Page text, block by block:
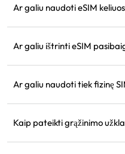
mūsų svetainėje.
Ar galiu naudoti eSIM
Norėdami perkelti,
Ar galiu ištrinti eSIM
regioną.
Ar galiu naudoti tiek fizinę
išvengtumėte papildomų
Kaip pateikti grąžinimo